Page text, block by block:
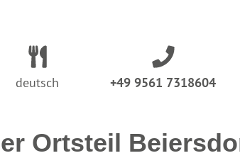
deutsch +49 9561 7318604
Ortsteil